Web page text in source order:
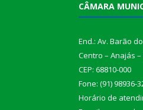
CÂMARA
End.: Av. Barão
Centro – Anajás –
CEP: 68810-000
Fone: (91) 98936-
Horário de